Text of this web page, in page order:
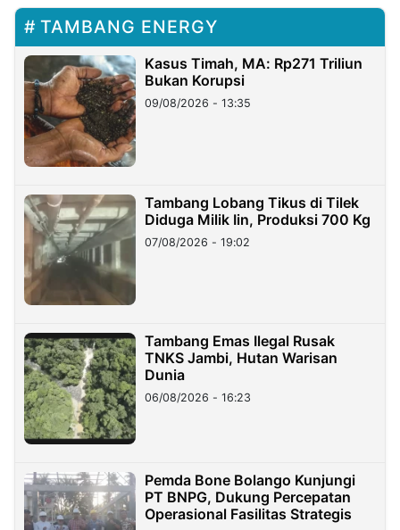
TAMBANG ENERGY
Kasus Timah, MA: Rp271 Triliun
Bukan Korupsi
09/08/2026 - 13:35
Tambang Lobang Tikus di Tilek
Diduga Milik Iin, Produksi 700 Kg
07/08/2026 - 19:02
Tambang Emas Ilegal Rusak
TNKS Jambi, Hutan Warisan
Dunia
06/08/2026 - 16:23
Pemda Bone Bolango Kunjungi
PT BNPG, Dukung Percepatan
Operasional Fasilitas Strategis